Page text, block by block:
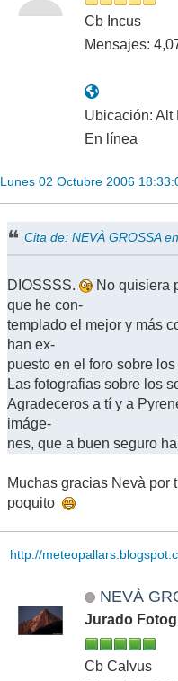
Cb Incus
Mensajes:
Ubicación: Alt
En línea
Lunes 02 Octubre 2006
Cita de: NEVÀ GROSSA
DIOSSSS.
No quisiera
que he con-
templado el mejor y más
han ex-
puesto en el foro sobre
Las fotografias sobre los
Agradeceros a tí y a
imáge-
nes, que a buen seguro
Muchas gracias Nevà por
poquito
http://
NEVÀ
Jurado
Cb Calvus